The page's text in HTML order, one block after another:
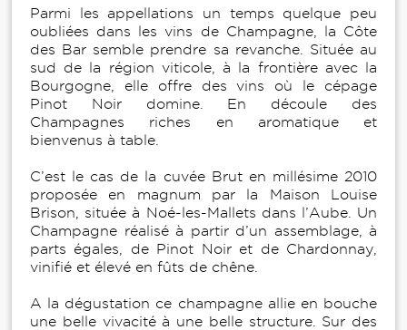
Parmi les appellations un temps quelque peu
oubliées dans les vins de Champagne, la Côte
des Bar semble prendre sa revanche. Située au
sud de la région viticole, à la frontière avec la
Bourgogne, elle offre des vins où le cépage
Pinot Noir domine. En découle des
Champagnes riches en aromatique et
bienvenus à table.
C’est le cas de la cuvée Brut en millésime 2010
proposée en magnum par la Maison Louise
Brison, située à Noé-les-Mallets dans l’Aube. Un
Champagne réalisé à partir d’un assemblage, à
parts égales, de Pinot Noir et de Chardonnay,
vinifié et élevé en fûts de chêne.
A la dégustation ce champagne allie en bouche
une belle vivacité à une belle structure. Sur des